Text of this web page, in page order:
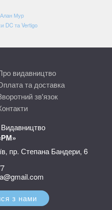
Алан Мур
DC та Vertigo
видавництво
та доставка
зв'язок
Видавництво
пр. Степана Бандери, 6
з нами